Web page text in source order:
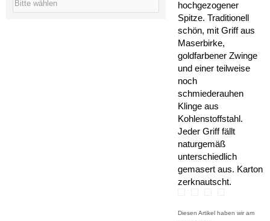
hochgezogener
Spitze. Traditionell
schön, mit Griff aus
Maserbirke,
goldfarbener Zwinge
und einer teilweise
noch
schmiederauhen
Klinge aus
Kohlenstoffstahl.
Jeder Griff fällt
naturgemäß
unterschiedlich
gemasert aus. Karton
zerknautscht.
Diesen Artikel haben wir am